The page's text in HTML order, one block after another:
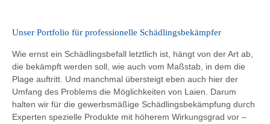
Unser Portfolio für professionelle Schädlingsbekämpfer
Wie ernst ein Schädlingsbefall letztlich ist, hängt von der Art ab,
die bekämpft werden soll, wie auch vom Maßstab, in dem die
Plage auftritt. Und manchmal übersteigt eben auch hier der
Umfang des Problems die Möglichkeiten von Laien. Darum
halten wir für die gewerbsmäßige Schädlingsbekämpfung durch
Experten spezielle Produkte mit höherem Wirkungsgrad vor –